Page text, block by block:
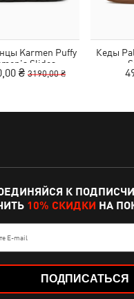
Karmen Puffy
Slides
₴ 3190,00 ₴
Кеды
К
10% СКИДКИ НА
E-mail
ПОДПИСАТЬСЯ